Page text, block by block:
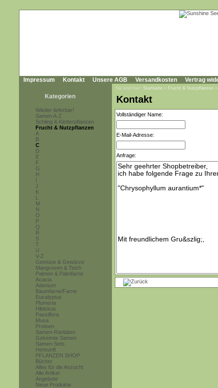
Impressum Kontakt Unsere AGB Versandkosten Vertrag
Kategorien
Wieder lieferbar!
Samen A-Z
Schling & Kletterpflanzen
Frucht & Nutzpflanzen
A
B
C
D
E
F
G
H
I
J
K
L
M
N
O
P
Q
R
S
T
U
V-Z
Gemüse & Gewürze
Mangroven & Teich
Palmen & Palmfarne
Acacia
Adenium
Baumfarne/Farne
Eucalyptus
Plumeria
Hibiskus
Passiflora
Musa
Proteen
Samen-Raritäten
Gekeimte Samen
Samen-Sets
Herkunft
PFLANZEN SHOP
Bücher
Alles für die Anzucht
Alle Artikel
Angebote
Neue Produkte
Sie sind hier: Startseite » Frucht & Nutzpflanzen
Kontakt
Vollständiger Name:
E-Mail-Adresse:
Anfrage: